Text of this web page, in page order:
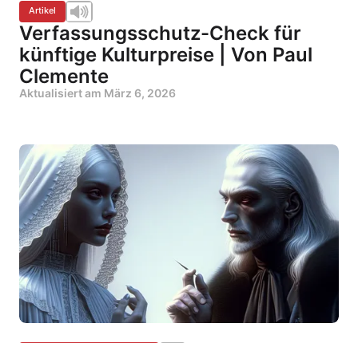
Artikel
Verfassungsschutz-Check für
künftige Kulturpreise | Von Paul
Clemente
Aktualisiert am März 6, 2026